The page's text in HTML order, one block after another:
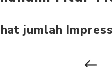
jumlah